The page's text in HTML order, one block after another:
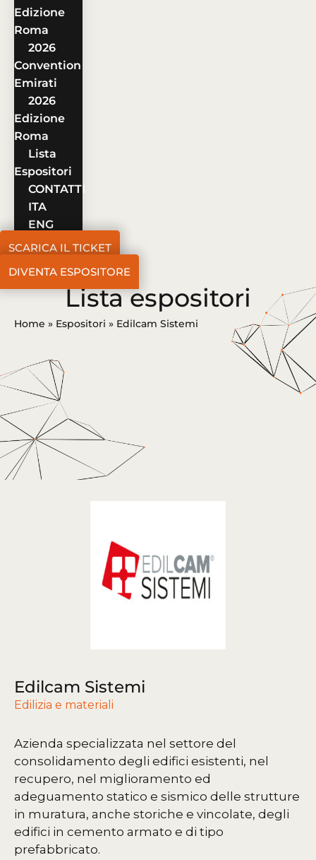
Edizione
Roma
2026
Convention
Emirati
2026
Edizione
Roma
Lista
Espositori
CONTATTI
ITA
ENG
SCARICA IL TICKET
DIVENTA ESPOSITORE
Lista espositori
Home » Espositori » Edilcam Sistemi
Edilcam Sistemi
Edilizia e materiali
Azienda specializzata nel settore del
consolidamento degli edifici esistenti, nel
recupero, nel miglioramento ed
adeguamento statico e sismico delle strutture
in muratura, anche storiche e vincolate, degli
edifici in cemento armato e di tipo
prefabbricato.